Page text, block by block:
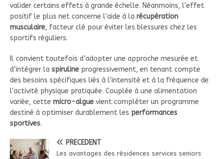
valider certains effets à grande échelle. Néanmoins, l’effet
positif le plus net concerne l’aide à la récupération
musculaire, facteur clé pour éviter les blessures chez les
sportifs réguliers.
Il convient toutefois d’adopter une approche mesurée et
d’intégrer la spiruline progressivement, en tenant compte
des besoins spécifiques liés à l’intensité et à la fréquence de
l’activité physique pratiquée. Couplée à une alimentation
variée, cette micro-algue vient compléter un programme
destiné à optimiser durablement les performances
sportives.
PRÉCÉDENT
Les avantages des résidences services seniors